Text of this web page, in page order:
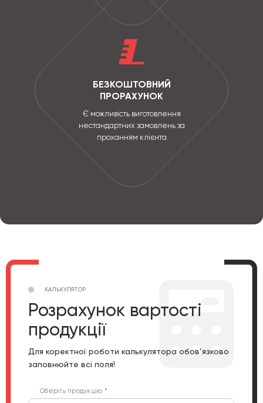
БЕЗКОШТОВНИЙ
ПРОРАХУНОК
Є можливість виготовлення
нестандартних замовлень за
проханням клієнта
КАЛЬКУЛЯТОР
Розрахунок вартості
продукції
Для коректної роботи калькулятора обов’язково
заповнюйте всі поля!
Оберіть продукцію